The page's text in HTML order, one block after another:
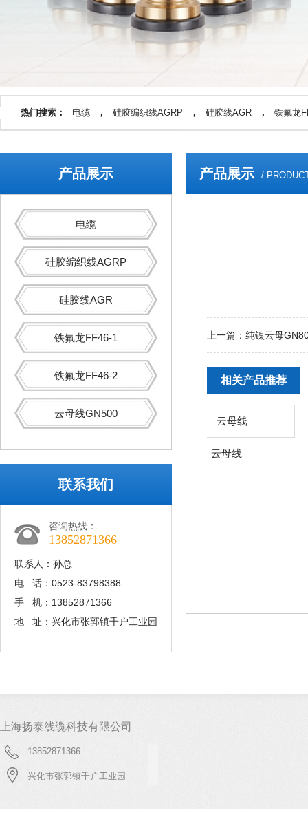
热门搜索： 电缆 ， 硅胶编织线AGRP ， 硅胶线AGR ， 铁氟龙
产品展示
电缆
硅胶编织线AGRP
硅胶线AGR
铁氟龙FF46-1
铁氟龙FF46-2
云母线GN500
联系我们
咨询热线：
13852871366
联系人：孙总
电 话：0523-83798388
手 机：13852871366
地 址：兴化市张郭镇千户工业园
产品展示 /
上一篇： 纯镍云母
相关产品推荐
云母线 云母线
上海扬泰线缆科技有限公司
13852871366
兴化市张郭镇千户工业园